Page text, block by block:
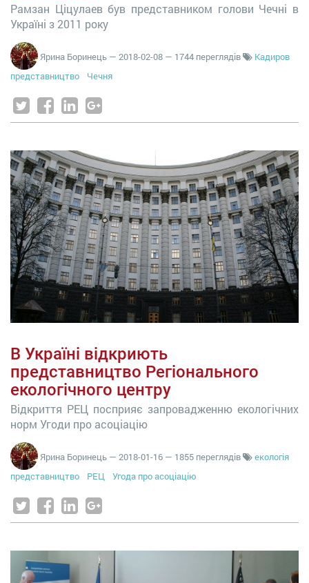
Рамзан Ціцулаев був представником голови Чечні в
Україні з 2011 року
Ярина Боринець — 2018-02-08 — 1744 переглядів
Кадиров
представництво
Чечня
В Україні відкриють
представництво Регіонального
екологічного центру
Відкриття РЕЦ посприяє запровадженню екологічних
норм Угоди про асоціацію
Ярина Боринець — 2018-01-16 — 1855 переглядів
екологія
представництво
РЕЦ Угода про асоціацію